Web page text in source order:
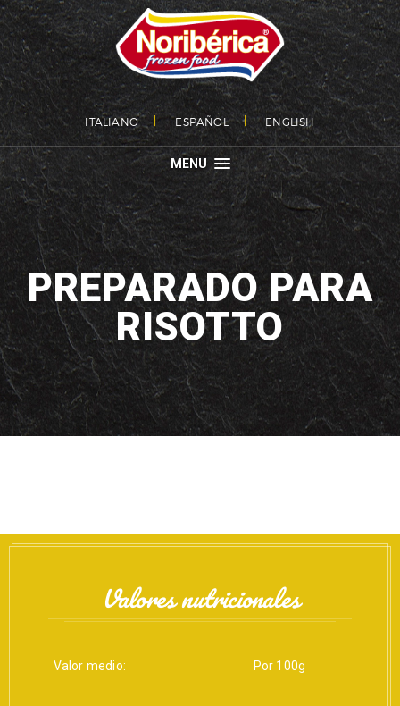
ITALIANO ESPAÑOL ENGLISH
MENU
PREPARADO PARA
RISOTTO
Valores nutricionales
Valor medio: Por 100g